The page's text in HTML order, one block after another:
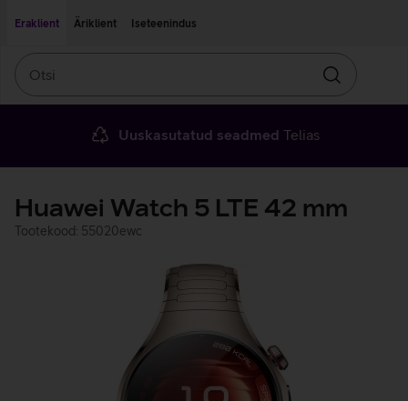
Eraklient
Äriklient Iseteenindus
Otsin
Uuskasutatud seadmed Telias
Huawei Watch 5 LTE 42 mm
Tootekood: 55020ewc